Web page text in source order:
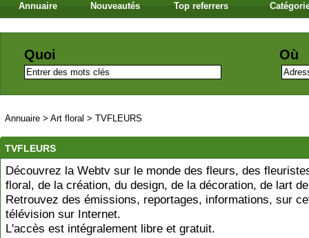
Annuaire Nouveautés Top referrers
Quoi Où
Annuaire > Art floral > TVFLEURS
TVFLEURS
Découvrez la Webtv sur le monde des fleurs, des
floral, de la création, du design, de la décoration, de lart
Retrouvez des émissions, reportages, informations, sur
télévision sur Internet.
L'accès est intégralement libre et gratuit.